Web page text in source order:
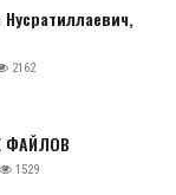
2162
ФАЙЛОВ
1529